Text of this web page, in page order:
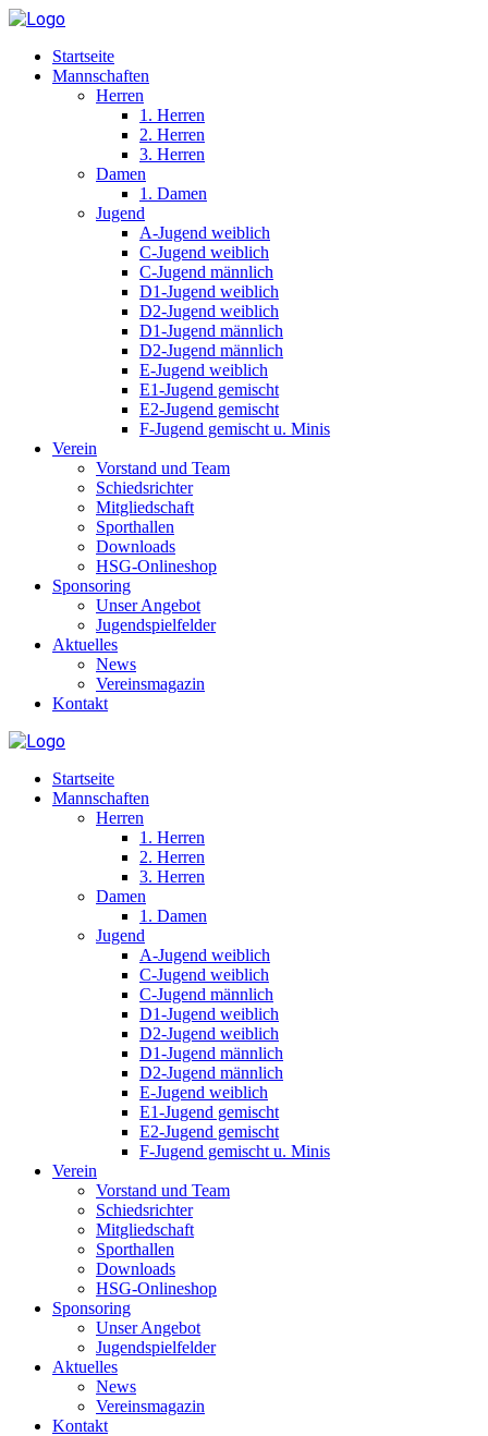
Startseite
Mannschaften
Herren
1. Herren
2. Herren
3. Herren
Damen
1. Damen
Jugend
A-Jugend weiblich
C-Jugend weiblich
C-Jugend männlich
D1-Jugend weiblich
D2-Jugend weiblich
D1-Jugend männlich
D2-Jugend männlich
E-Jugend weiblich
E1-Jugend gemischt
E2-Jugend gemischt
F-Jugend gemischt u. Minis
Verein
Vorstand und Team
Schiedsrichter
Mitgliedschaft
Sporthallen
Downloads
HSG-Onlineshop
Sponsoring
Unser Angebot
Jugendspielfelder
Aktuelles
News
Vereinsmagazin
Kontakt
Startseite
Mannschaften
Herren
1. Herren
2. Herren
3. Herren
Damen
1. Damen
Jugend
A-Jugend weiblich
C-Jugend weiblich
C-Jugend männlich
D1-Jugend weiblich
D2-Jugend weiblich
D1-Jugend männlich
D2-Jugend männlich
E-Jugend weiblich
E1-Jugend gemischt
E2-Jugend gemischt
F-Jugend gemischt u. Minis
Verein
Vorstand und Team
Schiedsrichter
Mitgliedschaft
Sporthallen
Downloads
HSG-Onlineshop
Sponsoring
Unser Angebot
Jugendspielfelder
Aktuelles
News
Vereinsmagazin
Kontakt